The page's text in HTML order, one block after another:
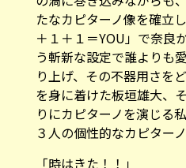
たなカピターノ像を確立
＋１＋１＝YOU」で奈良
う斬新な設定で誰よりも
り上げ、その不器用さを
を身に着けた板垣雄大、
りにカピターノを演じる私
３人の個性的なカピター
「時はきた！！」